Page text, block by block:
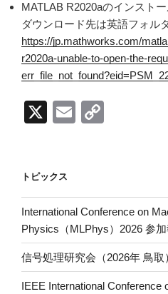
MATLAB R2020aのインスト
ダウンロード先は英語フォル
https://jp.mathworks.com/
r2020a-unable-to-open-the-
X
E
Li
n
k
トピックス
International Conference on
Physics（MLPhys）2026 参
信号処理研究会（2026年 鳥取
IEEE International Conference